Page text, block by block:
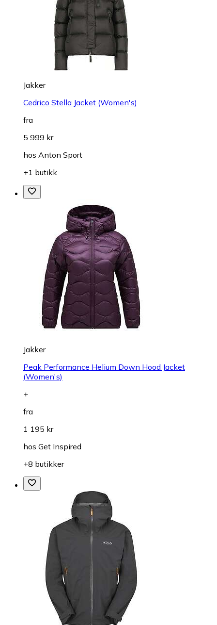
Jakker
Cedrico Stella Jacket (Women's)
fra
5 999 kr
hos Anton Sport
+1 butikk
Jakker
Peak Performance Helium Down Hood Jacket
(Women's)
+
fra
1 195 kr
hos Get Inspired
+8 butikker